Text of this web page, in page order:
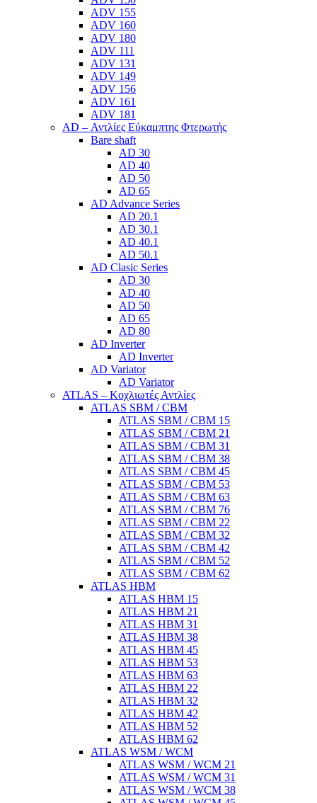
ADV 155
ADV 160
ADV 180
ADV 111
ADV 131
ADV 149
ADV 156
ADV 161
ADV 181
AD – Αντλίες Εύκαμπτης Φτερωτής
Bare shaft
AD 30
AD 40
AD 50
AD 65
AD Advance Series
AD 20.1
AD 30.1
AD 40.1
AD 50.1
AD Clasic Series
AD 30
AD 40
AD 50
AD 65
AD 80
AD Inverter
AD Inverter
AD Variator
AD Variator
ATLAS – Κοχλιωτές Αντλίες
ATLAS SBM / CBM
ATLAS SBM / CBM 15
ATLAS SBM / CBM 21
ATLAS SBM / CBM 31
ATLAS SBM / CBM 38
ATLAS SBM / CBM 45
ATLAS SBM / CBM 53
ATLAS SBM / CBM 63
ATLAS SBM / CBM 76
ATLAS SBM / CBM 22
ATLAS SBM / CBM 32
ATLAS SBM / CBM 42
ATLAS SBM / CBM 52
ATLAS SBM / CBM 62
ATLAS HBM
ATLAS HBM 15
ATLAS HBM 21
ATLAS HBM 31
ATLAS HBM 38
ATLAS HBM 45
ATLAS HBM 53
ATLAS HBM 63
ATLAS HBM 22
ATLAS HBM 32
ATLAS HBM 42
ATLAS HBM 52
ATLAS HBM 62
ATLAS WSM / WCM
ATLAS WSM / WCM 21
ATLAS WSM / WCM 31
ATLAS WSM / WCM 38